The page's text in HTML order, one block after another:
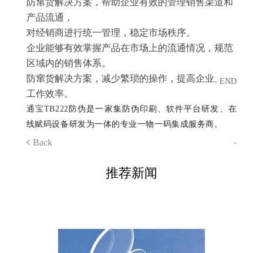
防窜货解决方案，帮助企业有效的管理销售渠道和
产品流通，
对经销商进行统一管理 ， 稳定市场秩序。
企业能够有效掌握产品在市场上的流通情况，规范
区域内的销售体系。
防窜货解决方案， 减少繁琐的操作，提高企业
工作效率。
通宝TB222 防伪是一家集防伪印刷、软件平台研发、在
线赋码设备研发为一体的专业一物一码集成服务商。
Back
- END
-
推荐新闻